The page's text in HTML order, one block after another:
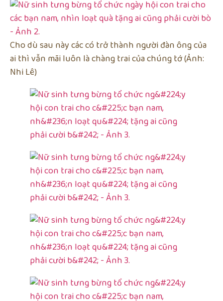
Cho dù sau này các có trở thành người đàn ông của
ai thì vẫn mãi luôn là chàng trai của chúng tớ (Ảnh:
Nhi Lê)